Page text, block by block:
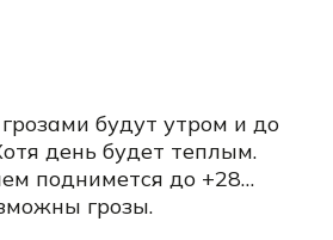
будут утром и до
день будет теплым.
поднимется до +28…
грозы.